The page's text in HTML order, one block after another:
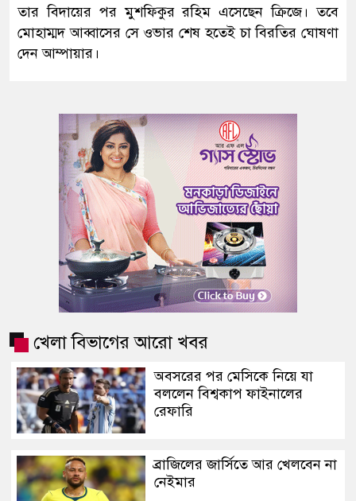
তার বিদায়ের পর মুশফিকুর রহিম এসেছেন ক্রিজে। তবে
মোহাম্মদ আব্বাসের সে ওভার শেষ হতেই চা বিরতির ঘোষণা
দেন আম্পায়ার।
খেলা বিভাগের আরো খবর
অবসরের পর মেসিকে নিয়ে যা
বললেন বিশ্বকাপ ফাইনালের
রেফারি
ব্রাজিলের জার্সিতে আর খেলবেন না
নেইমার